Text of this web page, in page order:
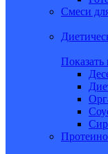
Смеси
Показать